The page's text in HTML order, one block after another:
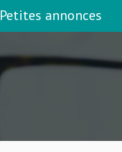
Petites annonces